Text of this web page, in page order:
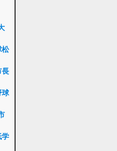
松
長